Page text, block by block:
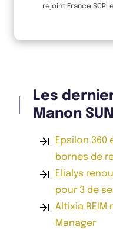
rejoint France SCPI
Les
Manon SUN
Epsilon 360
bornes de
Elialys
pour 3 de
Altixia REIM
Manager